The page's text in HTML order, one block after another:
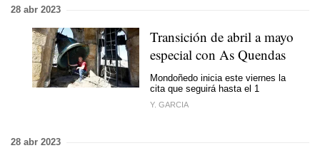
28 abr 2023
Transición de abril a mayo
especial con As Quendas
Mondoñedo inicia este viernes la
cita que seguirá hasta el 1
Y. GARCIA
28 abr 2023